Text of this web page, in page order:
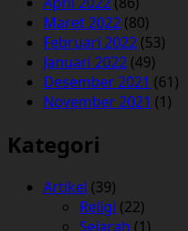
Maret 2022 (80)
Februari 2022 (53)
Januari 2022 (49)
Desember 2021 (61)
November 2021 (1)
Kategori
Artikel (39)
Religi (22)
Sejarah (1)